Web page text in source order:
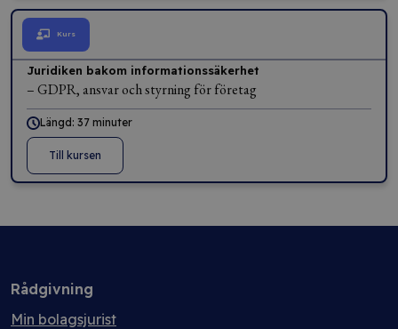
Kurs
Juridiken bakom informationssäkerhet
– GDPR, ansvar och styrning för företag
Längd: 37 minuter
Till kursen
Rådgivning
Min bolagsjurist